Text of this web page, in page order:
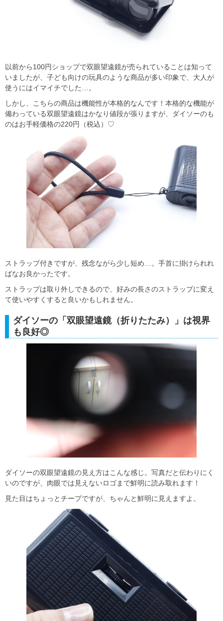
以前から100円ショップで双眼望遠鏡が売られていることは知って
いましたが、子ども向けの玩具のような商品が多い印象で、大人が
使うにはイマイチでした…。
しかし、こちらの商品は機能性が本格的なんです！本格的な機能が
備わっている双眼望遠鏡はかなり値段が張りますが、ダイソーのも
のはお手軽価格の220円（税込）♡
ストラップ付きですが、残念ながら少し短め…。手首に掛けられれ
ばなお良かったです。
ストラップは取り外しできるので、好みの長さのストラップに変え
て使いやすくすると良いかもしれません。
ダイソーの「双眼望遠鏡（折りたたみ）」は視界
も良好◎
ダイソーの双眼望遠鏡の見え方はこんな感じ。写真だと伝わりにく
いのですが、肉眼では見えないロゴまで鮮明に読み取れます！
見た目はちょっとチープですが、ちゃんと鮮明に見えますよ。